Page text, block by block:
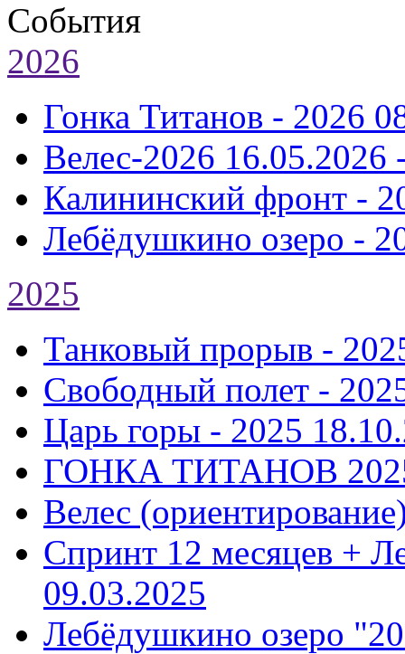
События
2026
Гонка Титанов - 2026
Велес-2026 16.05.2026
Калининский фронт -
Лебёдушкино озеро -
2025
Танковый прорыв -
Свободный полет -
Царь горы - 2025
ГОНКА ТИТАНОВ
Велес
Спринт 12 месяцев +
09.03.2025
Лебёдушкино озеро